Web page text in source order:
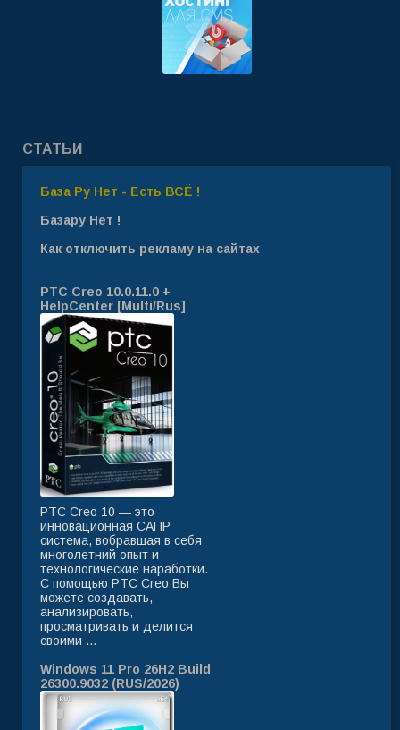
СТАТЬИ
База Ру Нет - Есть ВСЁ !
Базару Нет !
Как отключить рекламу на сайтах
PTC Creo 10.0.11.0 +
HelpCenter [Multi/Rus]
PTC Creo 10 — это
инновационная САПР
система, вобравшая в себя
многолетний опыт и
технологические наработки.
C помощью PTC Creo Вы
можете создавать,
анализировать,
просматривать и делится
своими ...
Windows 11 Pro 26H2 Build
26300.9032 (RUS/2026)